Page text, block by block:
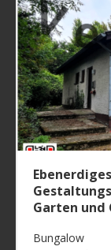
Garten und
Bungalow